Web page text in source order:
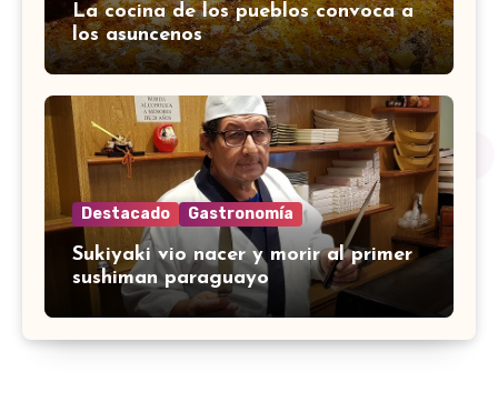
La cocina de los pueblos convoca a
los asuncenos
Destacado Gastronomía
Sukiyaki vio nacer y morir al primer
sushiman paraguayo